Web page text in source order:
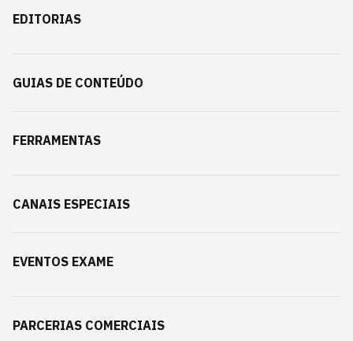
EDITORIAS
GUIAS DE CONTEÚDO
FERRAMENTAS
CANAIS ESPECIAIS
EVENTOS EXAME
PARCERIAS COMERCIAIS